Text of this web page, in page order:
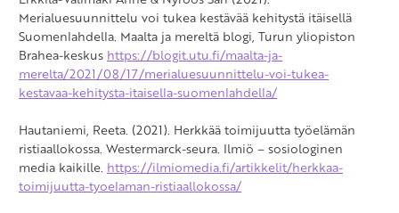
Merialuesuunnittelu voi tukea kestävää kehitystä itäisellä
Suomenlahdella. Maalta ja mereltä blogi, Turun yliopiston
Brahea-keskus https://blogit.utu.fi/maalta-ja-
merelta/2021/08/17/merialuesuunnittelu-voi-tukea-
kestavaa-kehitysta-itaisella-suomenlahdella/
Hautaniemi, Reeta. (2021). Herkkää toimijuutta työelämän
ristiaallokossa. Westermarck-seura. Ilmiö – sosiologinen
media kaikille. https://ilmiomedia.fi/artikkelit/herkkaa-
toimijuutta-tyoelaman-ristiaallokossa/